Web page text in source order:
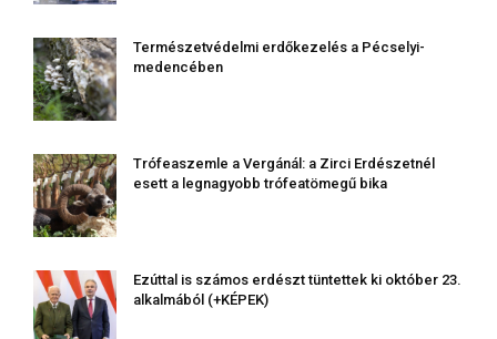
Természetvédelmi erdőkezelés a Pécselyi-
medencében
Trófeaszemle a Vergánál: a Zirci Erdészetnél
esett a legnagyobb trófeatömegű bika
Ezúttal is számos erdészt tüntettek ki október 23.
alkalmából (+KÉPEK)